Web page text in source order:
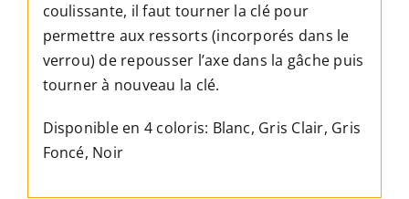
coulissante, il faut tourner la clé pour
permettre aux ressorts (incorporés dans le
verrou) de repousser l’axe dans la gâche puis
tourner à nouveau la clé.
Disponible en 4 coloris: Blanc, Gris Clair, Gris
Foncé, Noir